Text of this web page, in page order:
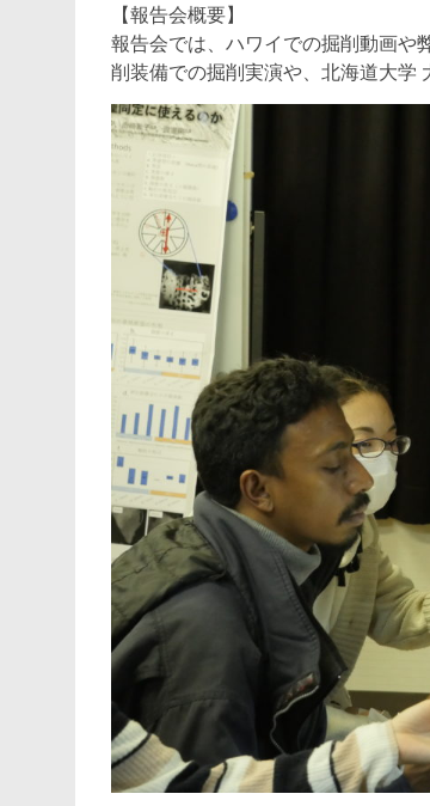
【報告会概要】
報告会では、ハワイでの掘削動画や
削装備での掘削実演や、北海道⼤学